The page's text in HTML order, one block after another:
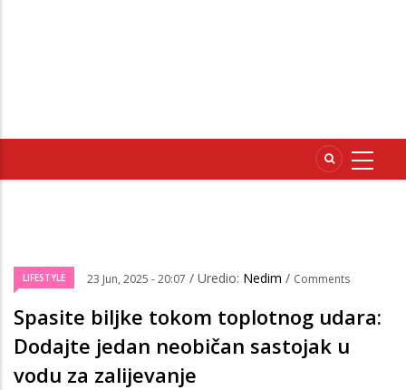
LIFESTYLE 23 Jun, 2025 - 20:07 / Uredio: Nedim / Comments
Spasite biljke tokom toplotnog udara:
Dodajte jedan neobičan sastojak u
vodu za zalijevanje